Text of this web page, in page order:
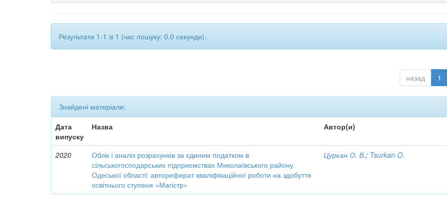
Результати 1-1 зі 1 (час пошуку: 0.0 секунди).
назад 1
Знайдені матеріали:
Дата
випуску
Назва Автор(и)
2020
Облік і аналіз розрахунків за єдиним податком в
сільськогосподарських підприємствах Миколаївського району
Одеської області: автореферат кваліфікаційної роботи на здобуття
освітнього ступеня «Магістр»
Цуркан О. В.; Tsurkan O.